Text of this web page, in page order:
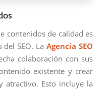
contenidos de calidad es
del SEO. LaAgencia SEO
colaboración con sus
existente y crear
atractivo. Esto incluye la